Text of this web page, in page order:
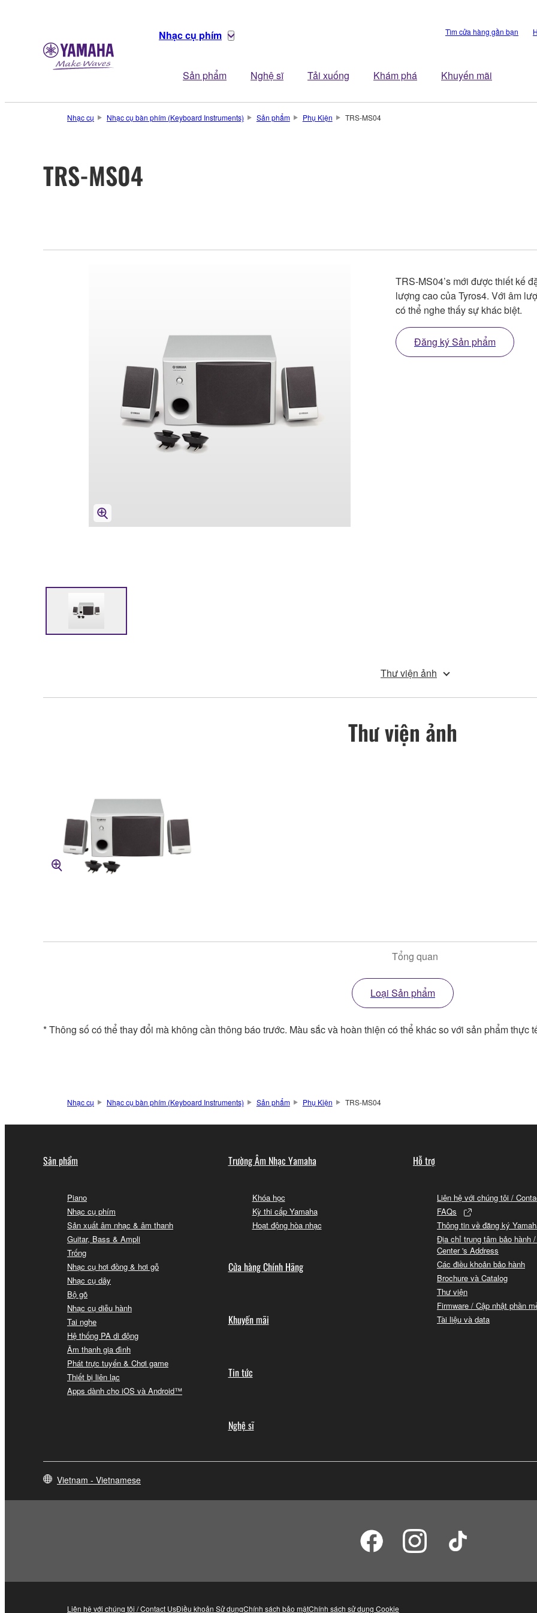
Nhạc cụ phím
Sản phẩm Nghệ sĩ Tải xuống Khám phá Khuyến mãi
Tìm cửa hàng gần bạn
Nhạc cụ Nhạc cụ bàn phím (Keyboard Instruments) Sản phẩm Phụ Kiện TRS-MS04
TRS-MS04
TRS-MS04’s mới được thiết kế
lượng cao của Tyros4. Với âm
có thể nghe thấy sự khác biệt.
Đăng ký Sản phẩm
Thư viện ảnh
Thư viện ảnh
Tổng quan
Loại Sản phẩm
* Thông số có thể thay đổi mà không cần thông báo trước. Màu sắc và hoàn thiện có thể khác so với sản phẩm thực
Nhạc cụ Nhạc cụ bàn phím (Keyboard Instruments) Sản phẩm Phụ Kiện TRS-MS04
Sản phẩm
Piano
Nhạc cụ phím
Sản xuất âm nhạc & âm thanh
Guitar, Bass & Ampli
Trống
Nhạc cụ hơi đồng & hơi gỗ
Nhạc cụ dây
Bộ gõ
Nhạc cụ diễu hành
Tai nghe
Hệ thống PA di động
Âm thanh gia đình
Phát trực tuyến & Chơi game
Thiết bị liên lạc
Apps dành cho iOS và Android™
Trường Âm Nhạc Yamaha
Khóa học
Kỳ thi cấp Yamaha
Hoạt động hòa nhạc
Cửa hàng Chính Hãng
Khuyến mãi
Tin tức
Nghệ sĩ
Hỗ trợ
Liên hệ với chúng tôi /
FAQs
Thông tin về đăng ký
Địa chỉ trung tâm bảo hành
Center 's Address
Các điều khoản bảo hành
Brochure và Catalog
Thư viện
Firmware / Cập nhật phần
Tài liệu và data
Vietnam - Vietnamese
Liên hệ với chúng tôi / Contact UsĐiều khoản Sử dụngChính sách bảo mậtChính sách sử dụng Cookie